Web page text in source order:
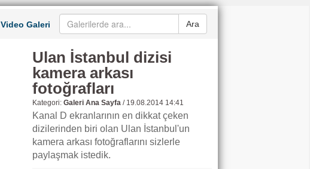
Ara
Video Galeri
Ulan İstanbul dizisi
kamera arkası
fotoğrafları
Kategori: Galeri Ana Sayfa/ 19.08.2014 14:41
Kanal D ekranlarının en dikkat çeken
dizilerinden biri olan Ulan İstanbul'un
kamera arkası fotoğraflarını sizlerle
paylaşmak istedik.